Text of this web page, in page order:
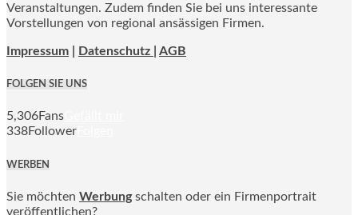
Veranstaltungen. Zudem finden Sie bei uns interessante
Vorstellungen von regional ansässigen Firmen.
Impressum Datenschutz | AGB
FOLGEN SIE UNS
5,306Fans
338Follower
WERBEN
Sie möchten Werbung schalten oder ein Firmenportrait
veröffentlichen?